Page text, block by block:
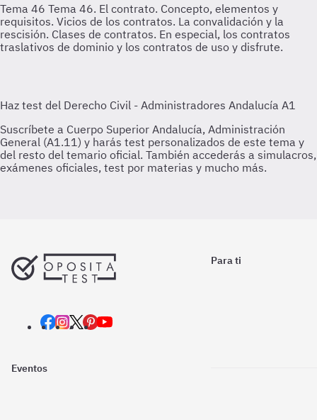
Tema 46 Tema 46. El contrato. Concepto, elementos y
requisitos. Vicios de los contratos. La convalidación y la
rescisión. Clases de contratos. En especial, los contratos
traslativos de dominio y los contratos de uso y disfrute.
Para ti
Eventos